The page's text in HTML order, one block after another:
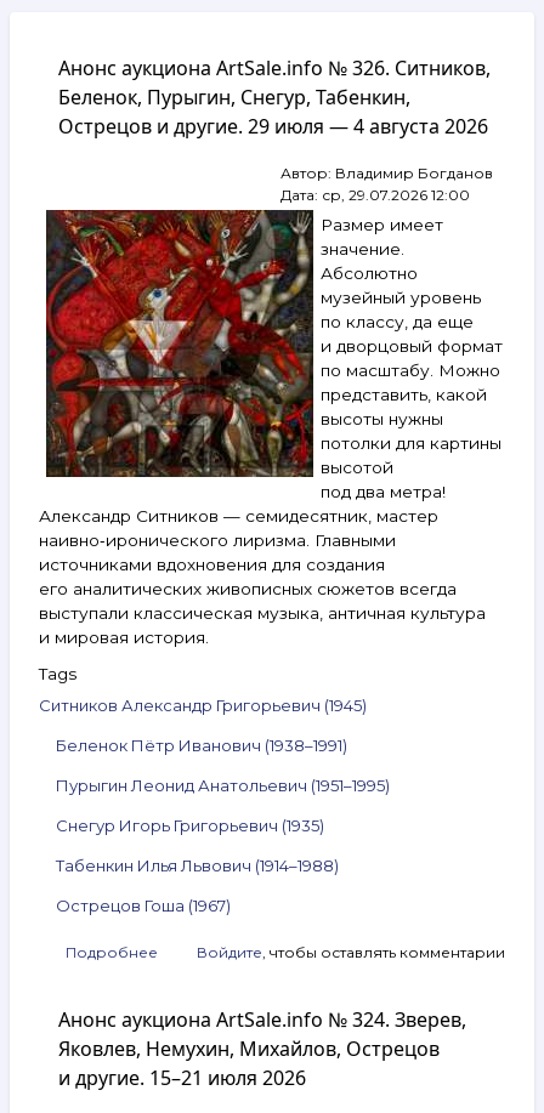
Анонс аукциона ArtSale.info № 326. Ситников,
Беленок, Пурыгин, Снегур, Табенкин,
Острецов и другие. 29 июля — 4 августа 2026
Автор: Владимир Богданов
Дата: ср, 29.07.2026 12:00
Размер имеет
значение.
Абсолютно
музейный уровень
по классу, да еще
и дворцовый формат
по масштабу. Можно
представить, какой
высоты нужны
потолки для картины
высотой
под два метра!
Александр Ситников — семидесятник, мастер
наивно‑иронического лиризма. Главными
источниками вдохновения для создания
его аналитических живописных сюжетов всегда
выступали классическая музыка, античная культура
и мировая история.
Tags
Ситников Александр Григорьевич (1945)
Беленок Пётр Иванович (1938–1991)
Пурыгин Леонид Анатольевич (1951–1995)
Снегур Игорь Григорьевич (1935)
Табенкин Илья Львович (1914–1988)
Острецов Гоша (1967)
Подробнее
ArtSale.info
№ 326.
Ситников,
Беленок,
Войдите , чтобы оставлять комментарии
Анонс аукциона ArtSale.info № 324. Зверев,
Яковлев, Немухин, Михайлов, Острецов
и другие. 15–21 июля 2026